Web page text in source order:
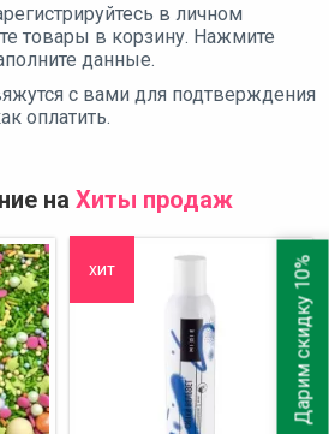
в личном
товары в корзину. Нажмите
данные.
с вами для подтверждения
оплатить.
на Хиты продаж
хит Дарим скидку 10%